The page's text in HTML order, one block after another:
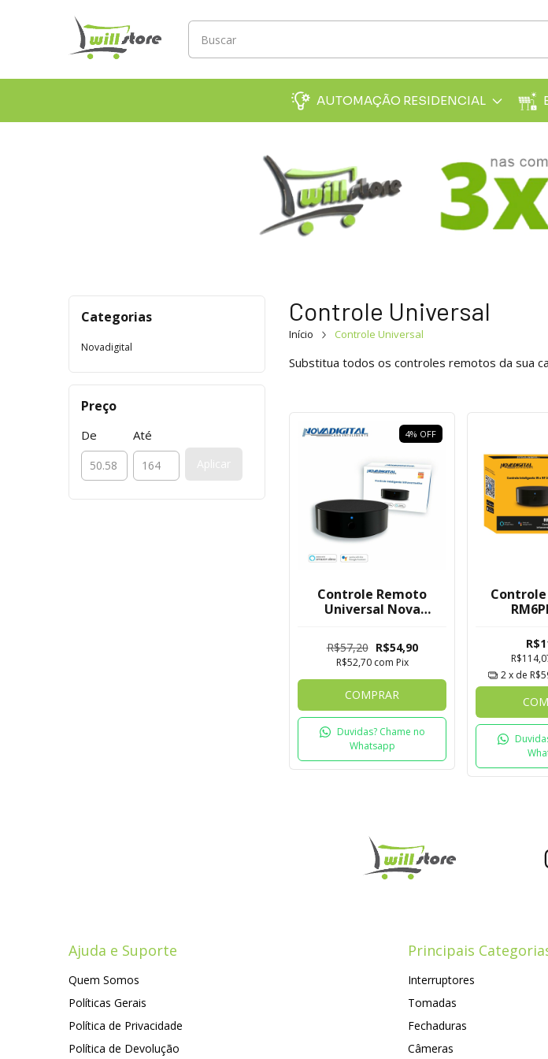
AUTOMAÇÃO RESIDENCIAL
Categorias
Novadigital
Preço
De Até
Aplicar
Controle Universal
Início Controle Universal
Substitua todos os controles remotos da sua
4% OFF
Controle Remoto
Universal Nova
R$57,20 R$54,90
R$52,70 com Pix
COMPRAR
Duvidas? Chame no
Whatsapp
2x de
Ajuda e Suporte
Quem Somos
Políticas Gerais
Política de Privacidade
Política de Devolução
Principais
Interruptores
Tomadas
Fechaduras
Câmeras